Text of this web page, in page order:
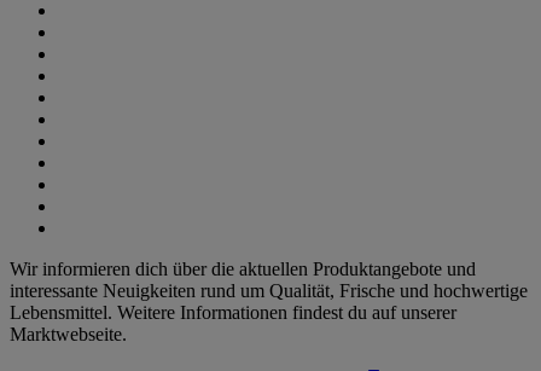
Wir informieren dich über die aktuellen Produktangebote und
interessante Neuigkeiten rund um Qualität, Frische und hochwertige
Lebensmittel. Weitere Informationen findest du auf unserer
Marktwebseite.